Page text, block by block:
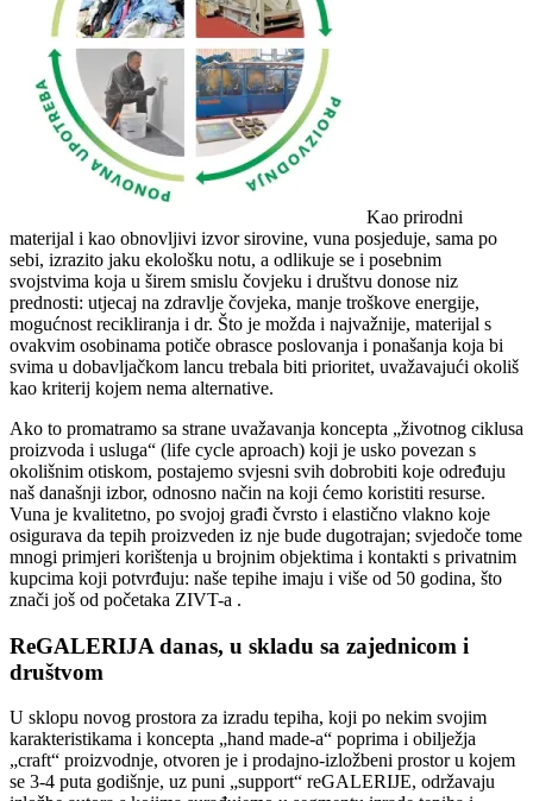
Kao prirodni
materijal i kao obnovljivi izvor sirovine, vuna posjeduje, sama po
sebi, izrazito jaku ekološku notu, a odlikuje se i posebnim
svojstvima koja u širem smislu čovjeku i društvu donose niz
prednosti: utjecaj na zdravlje čovjeka, manje troškove energije,
mogućnost recikliranja i dr. Što je možda i najvažnije, materijal s
ovakvim osobinama potiče obrasce poslovanja i ponašanja koja bi
svima u dobavljačkom lancu trebala biti prioritet, uvažavajući okoliš
kao kriterij kojem nema alternative.
Ako to promatramo sa strane uvažavanja koncepta „životnog ciklusa
proizvoda i usluga“ (life cycle aproach) koji je usko povezan s
okolišnim otiskom, postajemo svjesni svih dobrobiti koje određuju
naš današnji izbor, odnosno način na koji ćemo koristiti resurse.
Vuna je kvalitetno, po svojoj građi čvrsto i elastično vlakno koje
osigurava da tepih proizveden iz nje bude dugotrajan; svjedoče tome
mnogi primjeri korištenja u brojnim objektima i kontakti s privatnim
kupcima koji potvrđuju: naše tepihe imaju i više od 50 godina, što
znači još od početaka ZIVT-a .
ReGALERIJA danas, u skladu sa zajednicom i
društvom
U sklopu novog prostora za izradu tepiha, koji po nekim svojim
karakteristikama i koncepta „hand made-a“ poprima i obilježja
„craft“ proizvodnje, otvoren je i prodajno-izložbeni prostor u kojem
se 3-4 puta godišnje, uz puni „support“ reGALERIJE, održavaju